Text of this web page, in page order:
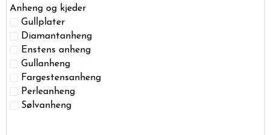
Anheng og kjeder
Gullplater
Diamantanheng
Enstens anheng
Gullanheng
Fargestensanheng
Perleanheng
Sølvanheng